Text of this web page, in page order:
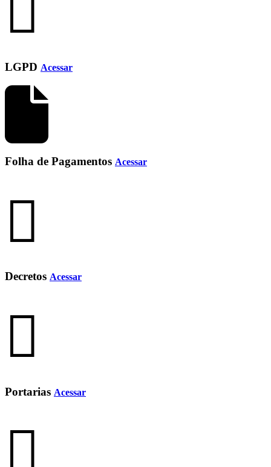
LGPD Acessar
Folha de Pagamentos Acessar
Decretos Acessar
Portarias Acessar